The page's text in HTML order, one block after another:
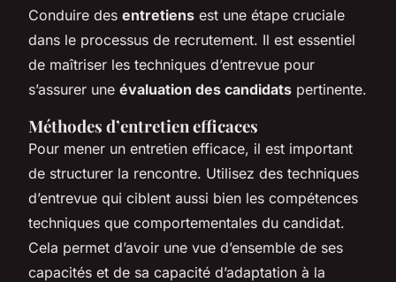
Conduire des entretiens est une étape cruciale
dans le processus de recrutement. Il est essentiel
de maîtriser les techniques d’entrevue pour
s’assurer une évaluation des candidats pertinente.
Méthodes d’entretien efficaces
Pour mener un entretien efficace, il est important
de structurer la rencontre. Utilisez des techniques
d’entrevue qui ciblent aussi bien les compétences
techniques que comportementales du candidat.
Cela permet d’avoir une vue d’ensemble de ses
capacités et de sa capacité d’adaptation à la